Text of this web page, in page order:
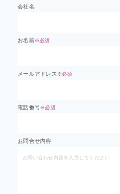
会社名
お名前※必須
メールアドレス ※必須
電話番号※必須
お問合せ内容